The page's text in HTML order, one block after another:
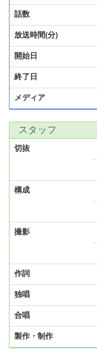
話数
放送時間(分)
開始日
終了日
メディア
スタッフ
切抜
構成
撮影
作詞
独唱
合唱
製作・制作